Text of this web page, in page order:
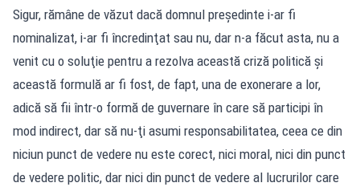
Sigur, rămâne de văzut dacă domnul preşedinte i-ar fi
nominalizat, i-ar fi încredinţat sau nu, dar n-a făcut asta, nu a
venit cu o soluţie pentru a rezolva această criză politică şi
această formulă ar fi fost, de fapt, una de exonerare a lor,
adică să fii într-o formă de guvernare în care să participi în
mod indirect, dar să nu-ţi asumi responsabilitatea, ceea ce din
niciun punct de vedere nu este corect, nici moral, nici din punct
de vedere politic, dar nici din punct de vedere al lucrurilor care